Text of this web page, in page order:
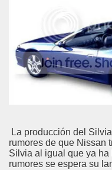
La producción del
rumores de que Nissan
Silvia al igual que ya
rumores se espera su